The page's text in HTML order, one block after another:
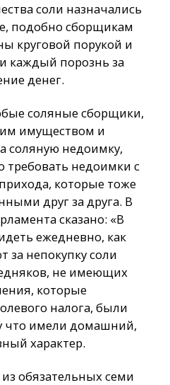
соли назначались
подобно сборщикам
круговой порукой и
каждый порознь за
денег.
соляные сборщики,
имуществом и
соляную недоимку,
недоимки с
которые тоже
друг за друга. В
сказано: «В
ежедневно, как
непокупку соли
не имеющих
которые
налога, были
что имели домашний,
характер.
обязательных семи